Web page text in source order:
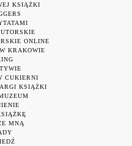
KSIĄŻKI
ONLINE
KRAKOWIE
CUKIERNI
KSIĄŻKI
MNĄ